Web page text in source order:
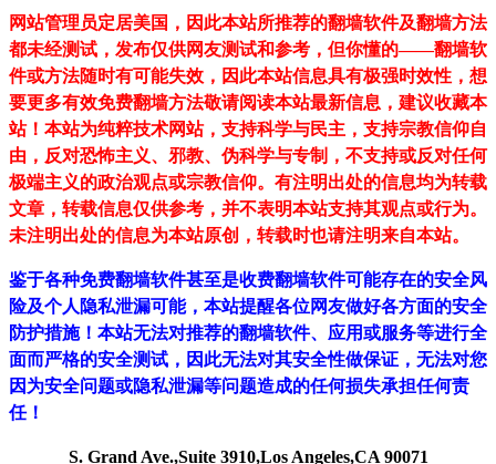
网站管理员定居美国，因此本站所推荐的翻墙软件及翻墙方法
都未经测试，发布仅供网友测试和参考，但你懂的——翻墙软
件或方法随时有可能失效，因此本站信息具有极强时效性，想
要更多有效免费翻墙方法敬请阅读本站最新信息，建议收藏本
站！ 本站为纯粹技术网站，支持科学与民主，支持宗教信仰自
由，反对恐怖主义、邪教、伪科学与专制，不支持或反对任何
极端主义的政治观点或宗教信仰。有注明出处的信息均为转载
文章，转载信息仅供参考，并不表明本站支持其观点或行为。
未注明出处的信息为本站原创，转载时也请注明来自本站。
鉴于各种免费翻墙软件甚至是收费翻墙软件可能存在的安全风
险及个人隐私泄漏可能，本站提醒各位网友做好各方面的安全
防护措施！本站无法对推荐的翻墙软件、应用或服务等进行全
面而严格的安全测试，因此无法对其安全性做保证，无法对您
因为安全问题或隐私泄漏等问题造成的任何损失承担任何责
任！
S. Grand Ave.,Suite 3910,Los Angeles,CA 90071